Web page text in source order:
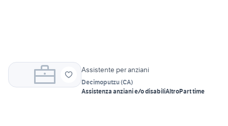
Assistente per anziani
Decimoputzu(CA)
Assistenza anziani e/o disabiliAltroPart time